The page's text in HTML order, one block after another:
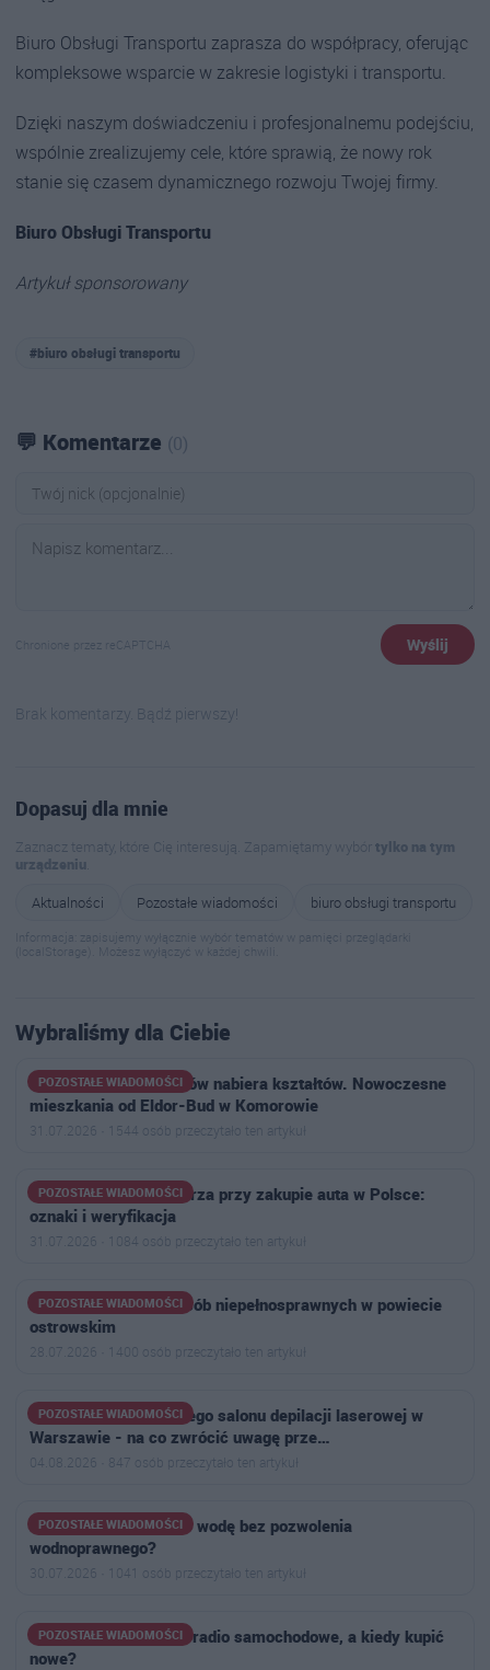
Biuro Obsługi Transportu zaprasza do współpracy, oferując
kompleksowe wsparcie w zakresie logistyki i transportu.
Dzięki naszym doświadczeniu i profesjonalnemu podejściu,
wspólnie zrealizujemy cele, które sprawią, że nowy rok
stanie się czasem dynamicznego rozwoju Twojej firmy.
Biuro Obsługi Transportu
Artykuł sponsorowany
#biuro obsługi transportu
💬 Komentarze (0)
Chronione przez reCAPTCHA Wyślij
Brak komentarzy. Bądź pierwszy!
Dopasuj dla mnie
Zaznacz tematy, które Cię interesują. Zapamiętamy wybórtylko na tym
urządzeniu
Aktualności
Pozostałe wiadomości biuro obsługi transportu
Informacja: zapisujemy wyłącznie wybór tematów w pamięci przeglądarki
(localStorage). Możesz wyłączyć w każdej chwili.
Wybraliśmy dla Ciebie
POZOSTAŁE WIADOMOŚCI
Osiedle Aleja Bohaterów nabiera kształtów. Nowoczesne
mieszkania od Eldor-Bud w Komorowie
31.07.2026 · 1544 osób przeczytało ten artykuł
POZOSTAŁE WIADOMOŚCI
Jak rozpoznać handlarza przy zakupie auta w Polsce:
oznaki i weryfikacja
31.07.2026 · 1084 osób przeczytało ten artykuł
POZOSTAŁE WIADOMOŚCI
Dofinansowanie dla osób niepełnosprawnych w powiecie
ostrowskim
28.07.2026 · 1400 osób przeczytało ten artykuł
POZOSTAŁE WIADOMOŚCI
TOP -7 cech najlepszego salonu depilacji laserowej w
Warszawie - na co zwrócić uwagę prze…
04.08.2026 · 847 osób przeczytało ten artykuł
POZOSTAŁE WIADOMOŚCI
Kiedy można pobierać wodę bez pozwolenia
wodnoprawnego?
30.07.2026 · 1041 osób przeczytało ten artykuł
POZOSTAŁE WIADOMOŚCI
Kiedy warto naprawić radio samochodowe, a kiedy kupić
nowe?